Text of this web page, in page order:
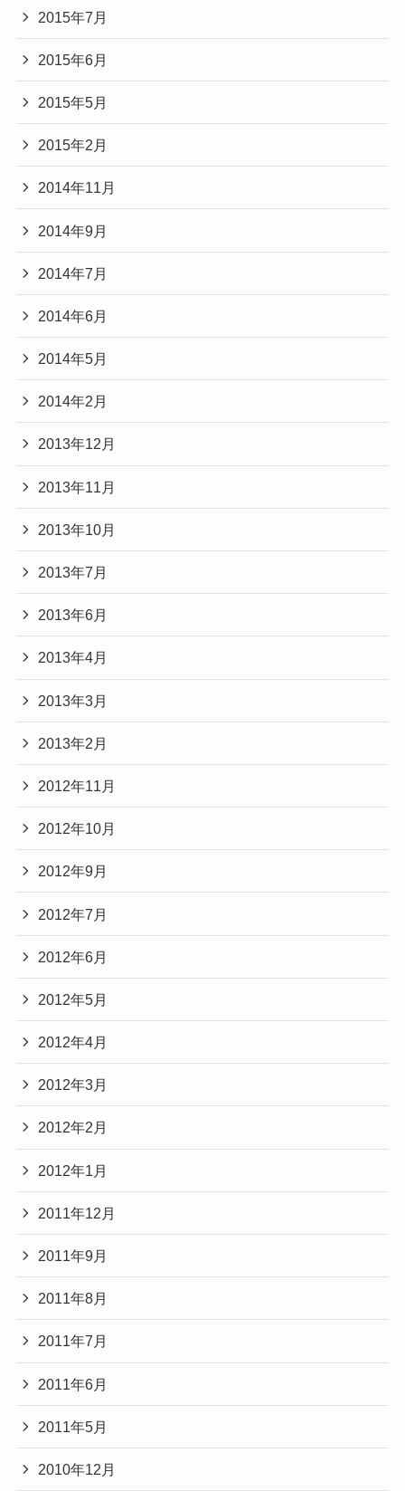
2015年7月
2015年6月
2015年5月
2015年2月
2014年11月
2014年9月
2014年7月
2014年6月
2014年5月
2014年2月
2013年12月
2013年11月
2013年10月
2013年7月
2013年6月
2013年4月
2013年3月
2013年2月
2012年11月
2012年10月
2012年9月
2012年7月
2012年6月
2012年5月
2012年4月
2012年3月
2012年2月
2012年1月
2011年12月
2011年9月
2011年8月
2011年7月
2011年6月
2011年5月
2010年12月